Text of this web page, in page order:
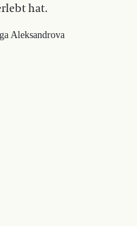
hat.
Aleksandrova